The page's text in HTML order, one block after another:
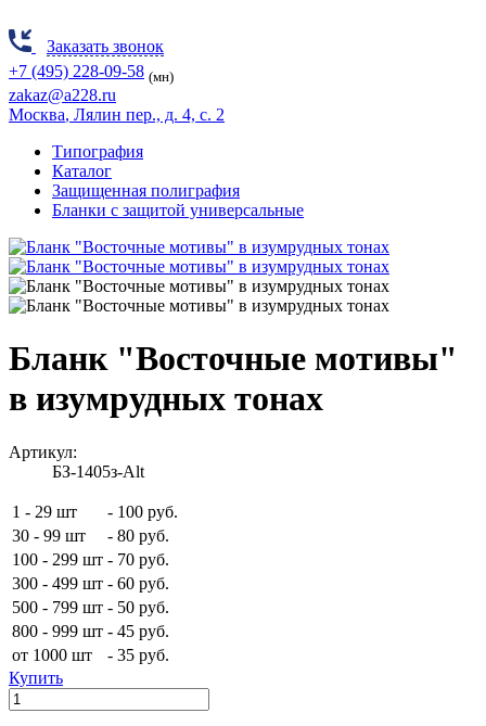
Заказать звонок
+7 (495) 228-09-58 (мн)
zakaz@a228.ru
Москва, Лялин пер., д. 4, с. 2
Типография
Каталог
Защищенная полиграфия
Бланки с защитой универсальные
Бланк "Восточные мотивы"
в изумрудных тонах
Артикул:
БЗ-1405з-Alt
1 - 29 шт - 100 руб.
30 - 99 шт
- 80 руб.
100 - 299 шт - 70 руб.
300 - 499 шт - 60 руб.
500 - 799 шт - 50 руб.
800 - 999 шт - 45 руб.
от 1000 шт
- 35 руб.
Купить